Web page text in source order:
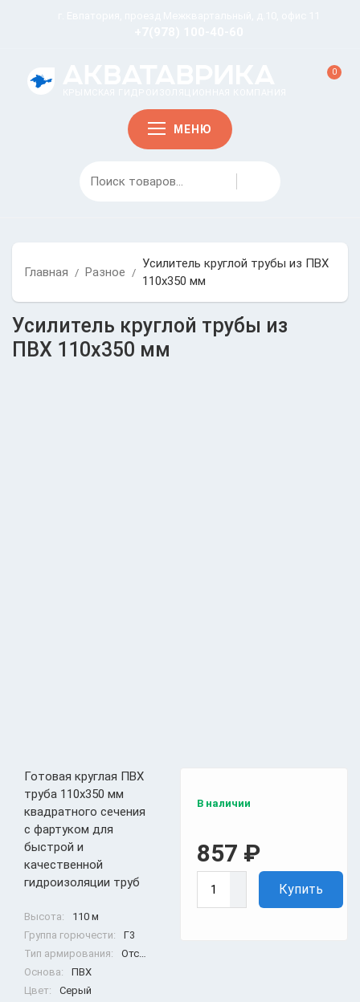
МЕНЮ
0
Главная / Разное /
Усилитель круглой трубы из ПВХ
110х350 мм
Усилитель круглой трубы из
ПВХ 110х350 мм
Готовая круглая ПВХ
труба 110х350 мм
квадратного сечения
с фартуком для
быстрой и
качественной
гидроизоляции труб
Высота:
110 м
Группа горючести:
Г3
Тип армирования:
Отсутвует
Основа:
ПВХ
Цвет:
Серый
В наличии
857 ₽
Купить